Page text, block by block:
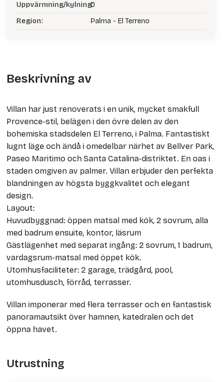
Uppvärmning/kylning:D
Region:
Palma - El Terreno
Beskrivning av
Villan har just renoverats i en unik, mycket smakfull
Provence-stil, belägen i den övre delen av den
bohemiska stadsdelen El Terreno, i Palma. Fantastiskt
lugnt läge och ändå i omedelbar närhet av Bellver Park,
Paseo Maritimo och Santa Catalina-distriktet. En oas i
staden omgiven av palmer. Villan erbjuder den perfekta
blandningen av högsta byggkvalitet och elegant
design.
Layout:
Huvudbyggnad: öppen matsal med kök, 2 sovrum, alla
med badrum ensuite, kontor, läsrum
Gästlägenhet med separat ingång: 2 sovrum, 1 badrum,
vardagsrum-matsal med öppet kök.
Utomhusfaciliteter: 2 garage, trädgård, pool,
utomhusdusch, förråd, terrasser.
Villan imponerar med flera terrasser och en fantastisk
panoramautsikt över hamnen, katedralen och det
öppna havet.
Utrustning